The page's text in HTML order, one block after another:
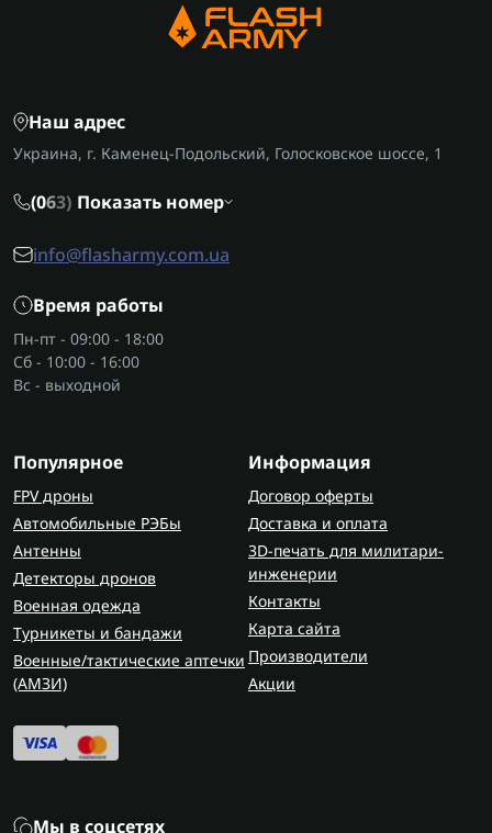
Наш адрес
Украина, г. Каменец-Подольский, Голосковское шоссе, 1
(063) Показать номер
info@flasharmy.com.ua
Время работы
Пн-пт - 09:00 - 18:00
Сб - 10:00 - 16:00
Вс - выходной
Популярное
FPV дроны
Автомобильные РЭБы
Антенны
Детекторы дронов
Военная одежда
Турникеты и бандажи
Военные/тактические аптечки
(AMЗИ)
Информация
Договор оферты
Доставка и оплата
3D-печать для милитари-
инженерии
Контакты
Карта сайта
Производители
Акции
Мы в соцсетях